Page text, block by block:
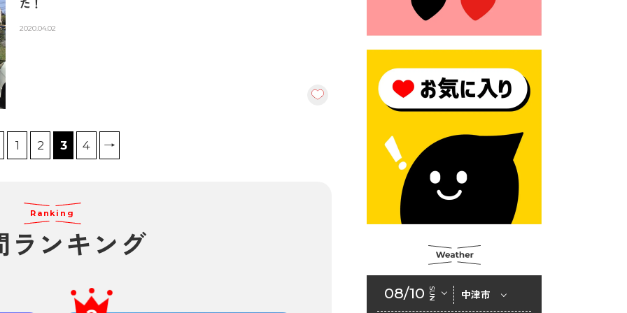
た！
2020.04.02
1 2 3 4 →
Ranking
ランキング
2026年6月23日 （一財）豊前
市佐野・則尾育英会奨学生募
2026年6月18日 セアカゴケグ
モにご注意ください！
ェルターの指定
2026年6月10日 令和８年経済
センサス-活動調査
2026年6月9日 令和８年第３
回定例会「一般質問一覧表」
2026年6月5日 新婚世帯の家
2026年6月2日 戸籍に氏名の
振り仮名が記載されます
08/10 SUN 中津市